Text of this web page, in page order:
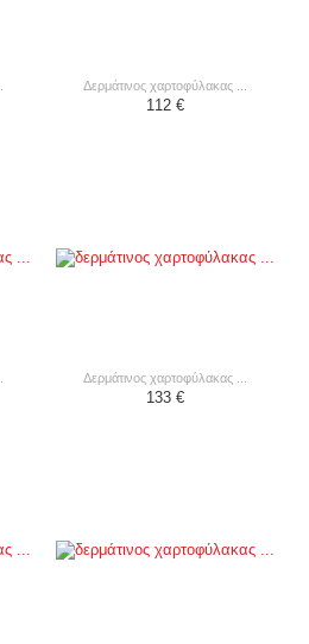
δερμάτινος χαρτοφύλακας ...
112 €
δερμάτινος χαρτοφύλακας ...
133 €